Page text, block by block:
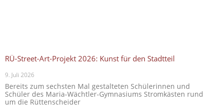
RÜ-Street-Art-Projekt 2026: Kunst für den Stadtteil
9. Juli 2026
Bereits zum sechsten Mal gestalteten Schülerinnen und
Schüler des Maria-Wächtler-Gymnasiums Stromkästen rund
um die Rüttenscheider